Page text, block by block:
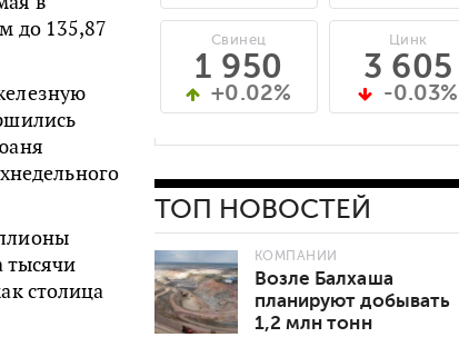
до 135,87
тысячи
столица
Свинец
1 950
+0.02%
Цинк
3 605
-0.03%
ТОП НОВОСТЕЙ
КОМПАНИИ
Возле Балхаша
планируют добывать
1,2 млн тонн